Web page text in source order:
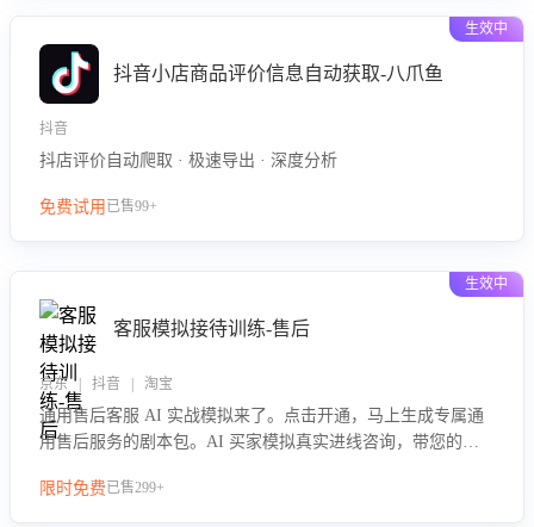
生效中
抖音小店商品评价信息自动获取-八爪鱼
抖音
抖店评价自动爬取 · 极速导出 · 深度分析
免费试用 已售99+
生效中
客服模拟接待训练-售后
京东 | 抖音 | 淘宝
通用售后客服 AI 实战模拟来了。点击开通，马上生成专属通
用售后服务的剧本包。AI 买家模拟真实进线咨询，带您的客
要点，轻松提升服务能力。
限时免费已售299+